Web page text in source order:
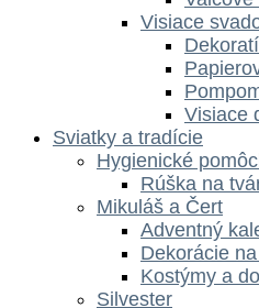
Visiace
Visiace
Sviatky a tradície
Hygienické
Rúška na
Mikuláš a Čert
Adventný
Dekorácie
Kostýmy a
Silvester